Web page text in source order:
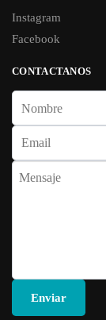
Instagram
Facebook
CONTACTANOS